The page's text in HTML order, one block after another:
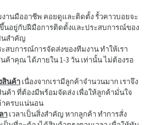
านมืออาชีพ คอยดูและติดตั้ง รั้วคาวบอยจะ
นอยู่กับฝีมือการติดตั้งและประสบการณ์ของ
นสำคัญ
สบการณ์การจัดส่งของทีมงาน ทำให้เรา
ค้าคุณ ได้ภายใน 1-3 วัน เท่านั้น ไม่ต้องรอ
สินค้า เนื่องจากเรามีลูกค้าจำนวนมาก เราจึง
ค้า ที่ต้องมีพร้อมจัดส่ง เพื่อให้ลูกค้ามั่นใจ
าครบแน่นอน
า เวลาเป็นสิ่งสำคัญ หากลูกค้า ทำการสั่ง